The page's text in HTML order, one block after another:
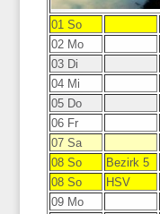
01 So
02 Mo
03 Di
04 Mi
05 Do
06 Fr
07 Sa
08 So
Bezirk 5
08 So
HSV
09 Mo